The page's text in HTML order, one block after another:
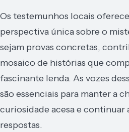
Os testemunhos locais
perspectiva única sobre o
sejam provas concretas,
mosaico de histórias que
fascinante lenda. As vozes
são essenciais para manter a
curiosidade acesa e continuar
respostas.